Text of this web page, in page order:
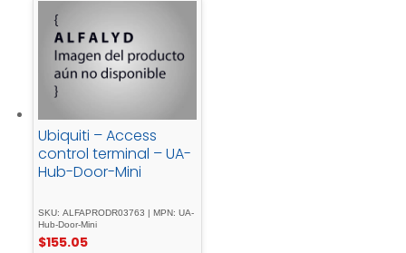
Ubiquiti – Access
control terminal – UA-
Hub-Door-Mini
SKU: ALFAPRODR03763 | MPN: UA-
Hub-Door-Mini
$155.05